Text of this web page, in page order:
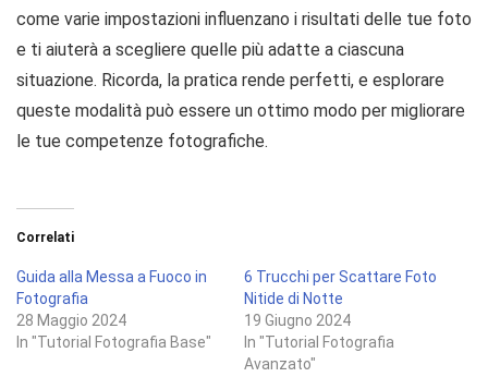
come varie impostazioni influenzano i risultati delle tue foto
e ti aiuterà a scegliere quelle più adatte a ciascuna
situazione. Ricorda, la pratica rende perfetti, e esplorare
queste modalità può essere un ottimo modo per migliorare
le tue competenze fotografiche.
Correlati
Guida alla Messa a Fuoco in
Fotografia
28 Maggio 2024
In "Tutorial Fotografia Base"
6 Trucchi per Scattare Foto
Nitide di Notte
19 Giugno 2024
In "Tutorial Fotografia
Avanzato"